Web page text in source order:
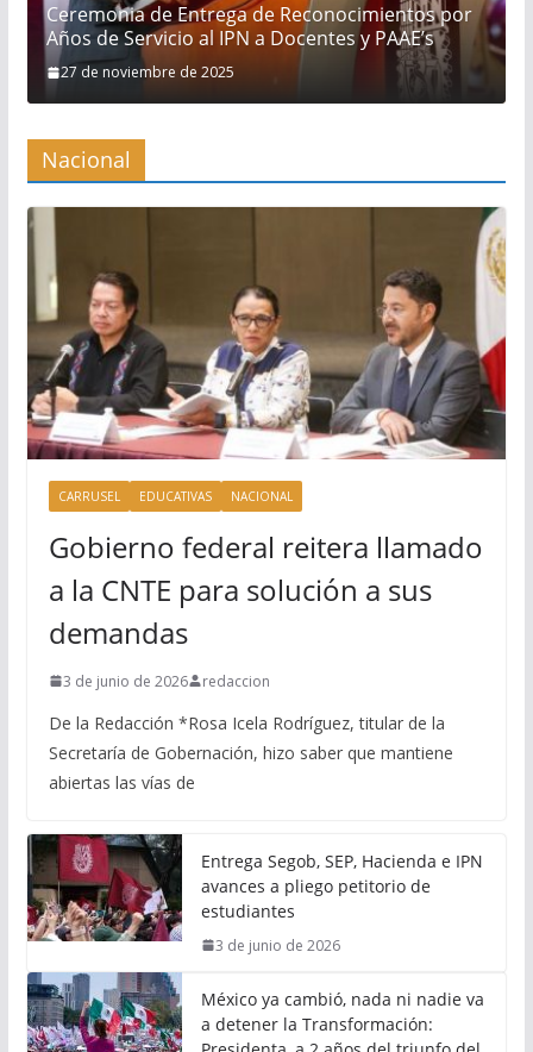
Ceremonia de Entrega de Reconocimientos por
Años de Servicio al IPN a Docentes y PAAE’s
27 de noviembre de 2025
Nacional
CARRUSEL EDUCATIVAS NACIONAL
Gobierno federal reitera llamado
a la CNTE para solución a sus
demandas
3 de junio de 2026 redaccion
De la Redacción *Rosa Icela Rodríguez, titular de la
Secretaría de Gobernación, hizo saber que mantiene
abiertas las vías de
Entrega Segob, SEP, Hacienda e IPN
avances a pliego petitorio de
estudiantes
3 de junio de 2026
México ya cambió, nada ni nadie va
a detener la Transformación: